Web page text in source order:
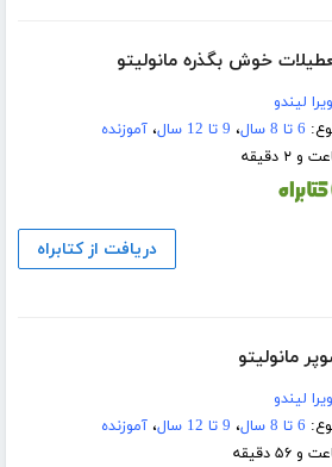
خوش بگذره مانولیتو
لیندو
6 تا 8 سال ، 9 تا 12 سال ،آموزنده
دریافت از کتابراه
مانولیتو
لیندو
6 تا 8 سال ، 9 تا 12 سال ،آموزنده